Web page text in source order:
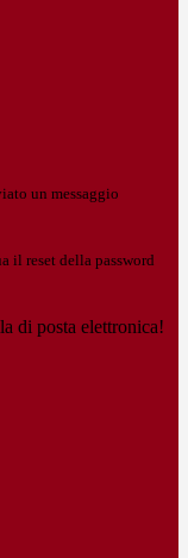
un messaggio
il reset della password
di posta elettronica!